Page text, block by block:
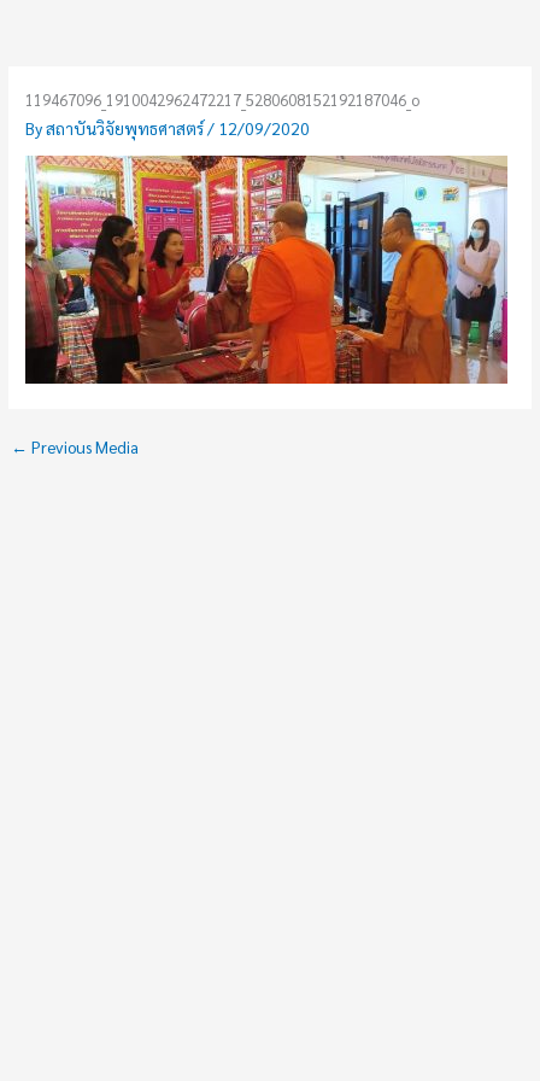
119467096_1910042962472217_5280608152192187046_o
Byสถาบันวิจัยพุทธศาสตร์/ 12/09/2020
← Previous Media